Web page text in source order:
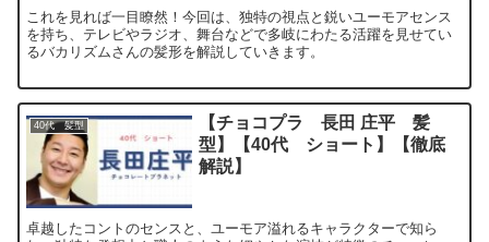
これを見れば一目瞭然！今回は、独特の視点と鋭いユーモアセンス
を持ち、テレビやラジオ、舞台などで多岐にわたる活躍を見せてい
るバカリズムさんの髪形を解説していきます。
40代 髪型
【チョコプラ 長田 庄平 髪
型】【40代 ショート】【徹底
解説】
卓越したコントのセンスと、ユーモア溢れるキャラクターで知ら